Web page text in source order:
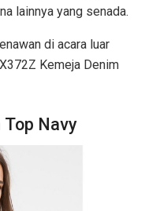
lainnya yang senada.
di acara luar
Kemeja Denim
Navy